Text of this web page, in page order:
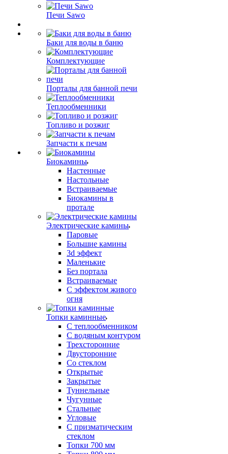
Печи Sawo
Баки для воды в баню
Комплектующие
Порталы для банной печи
Теплообменники
Топливо и розжиг
Запчасти к печам
Биокамины
Настенные
Настольные
Встраиваемые
Биокамины в
протале
Электрические камины
Паровые
Большие камины
3d эффект
Маленькие
Без портала
Встраиваемые
С эффектом живого
огня
Топки каминные
С теплообменником
С водяным контуром
Трехсторонние
Двусторонние
Со стеклом
Открытые
Закрытые
Туннельные
Чугунные
Стальные
Угловые
С призматическим
стеклом
Топки 700 мм